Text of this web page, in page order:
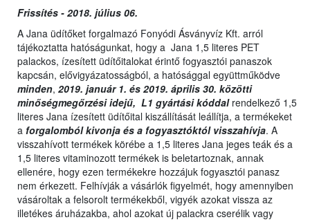
Frissítés - 2018. július 06.
A Jana üdítőket forgalmazó Fonyódi Ásványvíz Kft. arról
tájékoztatta hatóságunkat, hogy a Jana 1,5 literes PET
palackos, ízesített üdítőitalokat érintő fogyasztói panaszok
kapcsán, elővigyázatosságból, a hatósággal együttműködve
minden, 2019. január 1. és 2019. április 30. közötti
minőségmegőrzési idejű, L1 gyártási kóddal rendelkező 1,5
literes Jana ízesített üdítőital kiszállítását leállítja, a termékeket
a forgalomból kivonja és a fogyasztóktól visszahívja. A
visszahívott termékek körébe a 1,5 literes Jana jeges teák és a
1,5 literes vitaminozott termékek is beletartoznak, annak
ellenére, hogy ezen termékekre hozzájuk fogyasztói panasz
nem érkezett. Felhívják a vásárlók figyelmét, hogy amennyiben
vásároltak a felsorolt termékekből, vigyék azokat vissza az
illetékes áruházakba, ahol azokat új palackra cserélik vagy